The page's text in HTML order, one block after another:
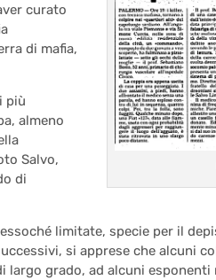
curato
di mafia,
più
almeno
Salvo,
di
limitate, specie per il
si apprese che alcuni
grado, ad alcuni esponenti